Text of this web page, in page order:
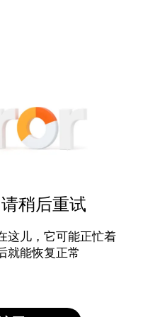
稍后重试
这儿，它可能正忙着
就能恢复正常